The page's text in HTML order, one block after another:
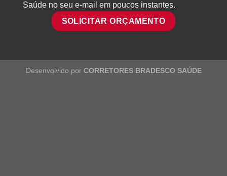
Saúde no seu e-mail em poucos instantes.
SOLICITAR ORÇAMENTO
Desenvolvido por CORRETORES BRADESCO SAÚDE